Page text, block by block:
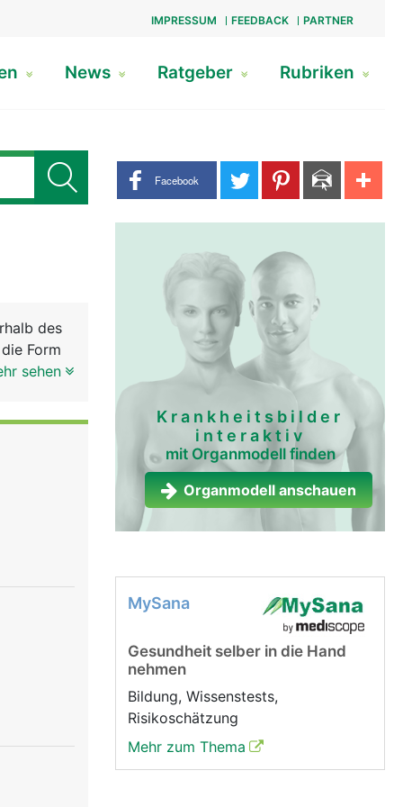
IMPRESSUM FEEDBACK PARTNER
News Ratgeber Rubriken
Share buttons
Facebook
des
Form
sehen
Krankheitsbilder
interaktiv
mit Organmodell finden
Organmodell anschauen
MySana
Gesundheit selber in die Hand
nehmen
Bildung, Wissenstests,
Risikoschätzung
Mehr zum Thema